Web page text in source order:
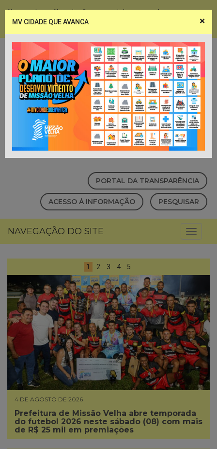
Coronavírus - Orientações e medidas preventivas
PORTAL DA TRANSPARÊNCIA
ACESSO À INFORMAÇÃO PESQUISAR
NAVEGAÇÃO DO SITE
1 2 3 4 5
4 DE AGOSTO DE 2026
Prefeitura de Missão Velha abre temporada
do futebol 2026 neste sábado (08) com mais
de R$ 25 mil em premiações
×
MV CIDADE QUE AVANCA